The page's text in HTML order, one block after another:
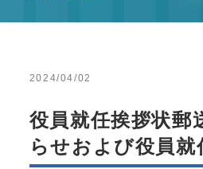
2024/04/02
役員就任挨拶状郵
らせおよび役員就